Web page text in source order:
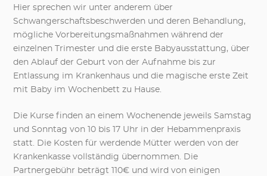
Hier sprechen wir unter anderem über
Schwangerschaftsbeschwerden und deren Behandlung,
mögliche Vorbereitungsmaßnahmen während der
einzelnen Trimester und die erste Babyausstattung, über
den Ablauf der Geburt von der Aufnahme bis zur
Entlassung im Krankenhaus und die magische erste Zeit
mit Baby im Wochenbett zu Hause.
Die Kurse finden an einem Wochenende jeweils Samstag
und Sonntag von 10 bis 17 Uhr in der Hebammenpraxis
statt. Die Kosten für werdende Mütter werden von der
Krankenkasse vollständig übernommen. Die
Partnergebühr beträgt 110€ und wird von einigen